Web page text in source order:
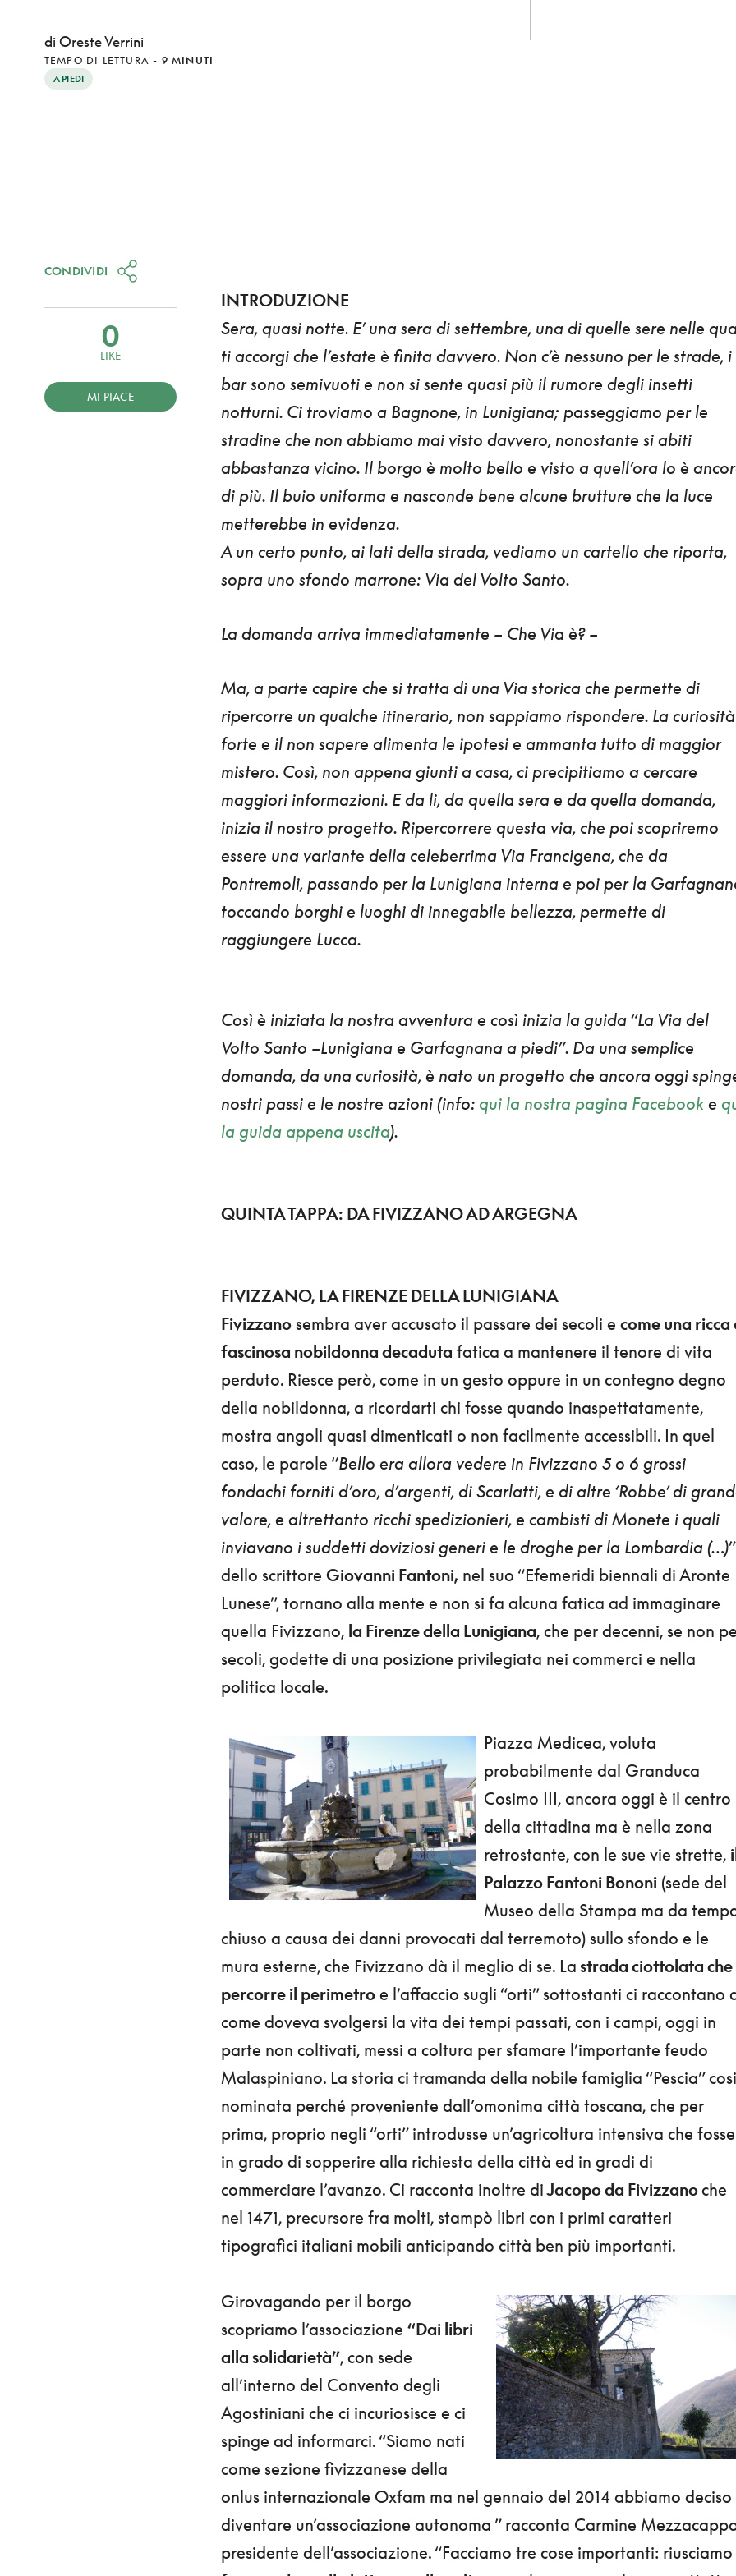
di Oreste Verrini
TEMPO DI LETTURA - 9 MINUTI
A PIEDI
INTRODUZIONE
Sera, quasi notte. E’ una sera di settembre, una di quelle sere nelle
ti accorgi che l’estate è finita davvero. Non c’è nessuno per le strade, i
bar sono semivuoti e non si sente quasi più il rumore degli insetti
notturni. Ci troviamo a Bagnone, in Lunigiana; passeggiamo per le
stradine che non abbiamo mai visto davvero, nonostante si abiti
abbastanza vicino. Il borgo è molto bello e visto a quell’ora lo è
di più. Il buio uniforma e nasconde bene alcune brutture che la luce
metterebbe in evidenza.
A un certo punto, ai lati della strada, vediamo un cartello che riporta,
sopra uno sfondo marrone: Via del Volto Santo.
La domanda arriva immediatamente – Che Via è? –
Ma, a parte capire che si tratta di una Via storica che permette di
ripercorre un qualche itinerario, non sappiamo rispondere. La
forte e il non sapere alimenta le ipotesi e ammanta tutto di maggior
mistero. Così, non appena giunti a casa, ci precipitiamo a cercare
maggiori informazioni. E da li, da quella sera e da quella domanda,
inizia il nostro progetto. Ripercorrere questa via, che poi scopriremo
essere una variante della celeberrima Via Francigena, che da
Pontremoli, passando per la Lunigianainterna e poi per la
toccando borghi e luoghi di innegabile bellezza, permette di
raggiungere Lucca.
Così è iniziata la nostra avventura e così inizia la guida “La Via del
Volto Santo –Lunigiana e Garfagnana a piedi”. Da una semplice
domanda, da una curiosità, è nato un progetto che ancora oggi
nostri passi e le nostre azioni (info: qui la nostra pagina Facebooke
la guida appena uscita).
QUINTA TAPPA: DA FIVIZZANO AD ARGEGNA
FIVIZZANO, LA FIRENZE DELLA LUNIGIANA
Fivizzanosembra aver accusato il passare dei secoli e come una ricca
fascinosa nobildonna decaduta fatica a mantenere il tenore di vita
perduto. Riesce però, come in un gesto oppure in un contegno degno
della nobildonna, a ricordarti chi fosse quando inaspettatamente,
mostra angoli quasi dimenticati o non facilmente accessibili. In quel
caso, le parole “Bello era allora vedere in Fivizzano 5 o 6 grossi
fondachi forniti d’oro, d’argenti, di Scarlatti, e di altre ‘Robbe’ di
valore, e altrettanto ricchi spedizionieri, e cambisti di Monete i quali
inviavano i suddetti doviziosi generi e le droghe per la Lombardia (…)”
dello scrittore Giovanni Fantoni, nel suo “Efemeridi biennali di Aronte
Lunese”, tornano alla mente e non si fa alcuna fatica ad immaginare
quella Fivizzano, la Firenze della Lunigiana, che per decenni, se non
secoli, godette di una posizione privilegiata nei commerci e nella
politica locale.
Piazza Medicea, voluta
probabilmente dal Granduca
Cosimo III, ancora oggi è il centro
della cittadina ma è nella zona
retrostante, con le sue vie strette,
Palazzo Fantoni Bononi(sede del
Museo della Stampa ma da
chiuso a causa dei danni provocati dal terremoto) sullo sfondo e le
mura esterne, che Fivizzano dà il meglio di se. La strada ciottolata che
percorre il perimetroe l’affaccio sugli “orti” sottostanti ci raccontano
come doveva svolgersi la vita dei tempi passati, con i campi, oggi in
parte non coltivati, messi a coltura per sfamare l’importante feudo
Malaspiniano. La storia ci tramanda della nobile famiglia “Pescia” cosi
nominata perché proveniente dall’omonima città toscana, che per
prima, proprio negli “orti” introdusse un’agricoltura intensiva che fosse
in grado di sopperire alla richiesta della città ed in gradi di
commerciare l’avanzo. Ci racconta inoltre diJacopo da Fivizzanoche
nel 1471, precursore fra molti, stampò libri con i primi caratteri
tipografici italiani mobili anticipando città ben più importanti.
Girovagando per il borgo
scopriamo l’associazione “Dai libri
alla solidarietà”, con sede
all’interno del Convento degli
Agostiniani che ci incuriosisce e ci
spinge ad informarci. “Siamo nati
come sezione fivizzanese della
onlus internazionale Oxfam ma nel gennaio del 2014 abbiamo deciso
diventare un’associazione autonoma ” racconta Carmine
presidente dell’associazione. “Facciamo tre cose importanti:
CONDIVIDI
0
LIKE
MI PIACE